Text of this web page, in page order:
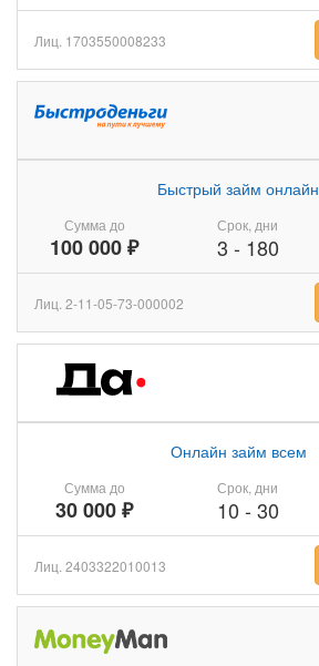
Лиц. 1703550008233
Сумма до
100 000 ₽
Быстрый займ онлайн
Срок, дни
3 - 180
Лиц. 2-11-05-73-000002
Сумма до
30 000 ₽
Онлайн займ всем
Срок, дни
10 - 30
Лиц. 2403322010013